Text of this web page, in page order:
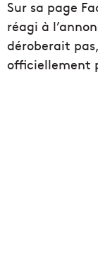
Sur sa page
réagi à
déroberait
officiellement